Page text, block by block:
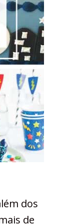
dos
de